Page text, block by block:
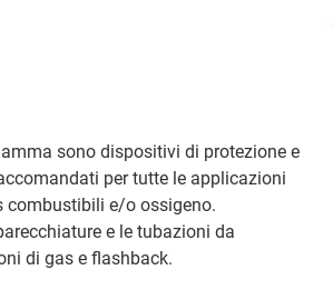
sono dispositivi di protezione e
per tutte le applicazioni
combustibili e/o ossigeno.
e le tubazioni da
di gas e flashback.